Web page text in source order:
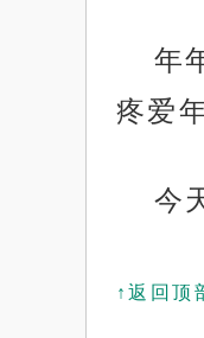
年
疼爱
今
↑返回顶